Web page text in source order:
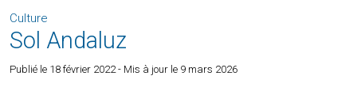
Culture
Sol Andaluz
Publié le 18 février 2022- Mis à jour le 9 mars 2026